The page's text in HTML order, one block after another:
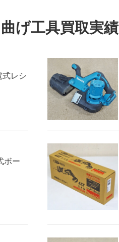
げ工具買取実績
式レシ
ボー